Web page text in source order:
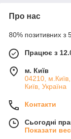
Про нас
80% позитивних з 5
Працює з
м. Київ
04210,
Київ, Україна
Контакти
Сьогодні
Показати